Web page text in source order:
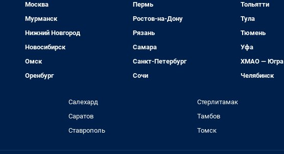
Москва
Мурманск
Нижний Новгород
Новосибирск
Омск
Оренбург
Пермь
Ростов-на-Дону
Рязань
Самара
Санкт-Петербург
Сочи
Тольятти
Тула
Тюмень
Уфа
ХМАО — Югра
Челябинск
Салехард
Саратов
Ставрополь
Стерлитамак
Тамбов
Томск